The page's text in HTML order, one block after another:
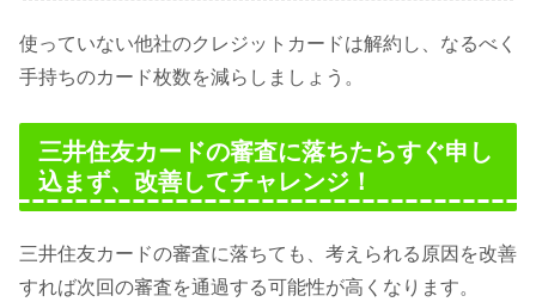
使っていない他社のクレジットカードは解約し、なるべく
手持ちのカード枚数を減らしましょう。
三井住友カードの審査に落ちたらすぐ申し
込まず、改善してチャレンジ！
三井住友カードの審査に落ちても、考えられる原因を改善
すれば次回の審査を通過する可能性が高くなります。